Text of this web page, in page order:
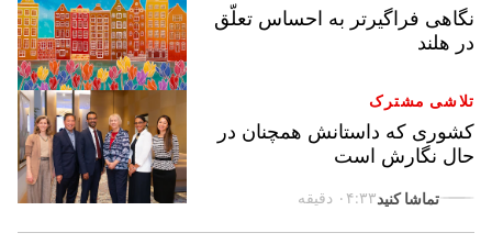
نگاهی فراگیرتر به احساس تعلّق
در هلند
تلاشی مشترک
کشوری که داستانش همچنان در
حال نگارش است
تماشا کنید۰۴:۳۳ دقیقه